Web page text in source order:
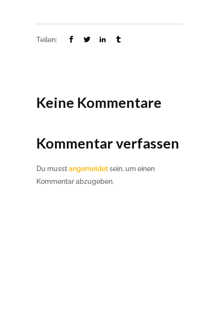
Teilen:
Keine Kommentare
Kommentar verfassen
Du musstangemeldetsein, um einen
Kommentar abzugeben.